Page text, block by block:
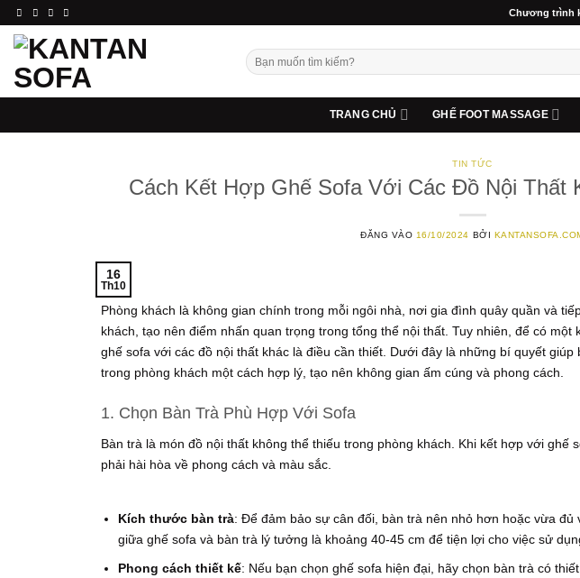
qua
nội
dung
Chương trình
Tìm
kiếm:
TRANG CHỦ GHẾ FOOT MASSAGE
TIN TỨC
Cách Kết Hợp Ghế Sofa Với Các Đồ Nội Thất
ĐĂNG VÀO 16/10/2024 BỞI
16
Th10
Phòng khách là không gian chính trong mỗi ngôi nhà, nơi gia đình quây quần và
khách, tạo nên điểm nhấn quan trọng trong tổng thể nội thất. Tuy nhiên, để có
ghế sofa với các đồ nội thất khác là điều cần thiết. Dưới đây là những bí quyết
trong phòng khách một cách hợp lý, tạo nên không gian ấm cúng và phong cách.
1. Chọn Bàn Trà Phù Hợp Với Sofa
Bàn trà là món đồ nội thất không thể thiếu trong phòng khách. Khi kết hợp với ghế
phải hài hòa về phong cách và màu sắc.
Kích thước bàn trà: Để đảm bảo sự cân đối, bàn trà nên nhỏ hơn hoặc vừa
giữa ghế sofa và bàn trà lý tưởng là khoảng 40-45 cm để tiện lợi cho việc sử
Phong cách thiết kế: Nếu bạn chọn ghế sofa hiện đại, hãy chọn bàn trà có